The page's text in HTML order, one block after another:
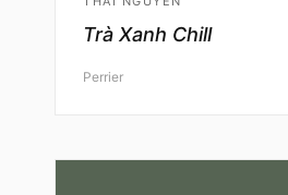
Trà Xanh Chill
Perrier